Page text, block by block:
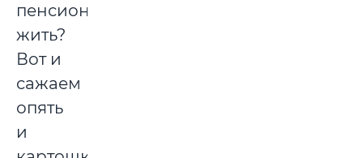
пенсионеру
жить?
Вот и
сажаем
опять
и